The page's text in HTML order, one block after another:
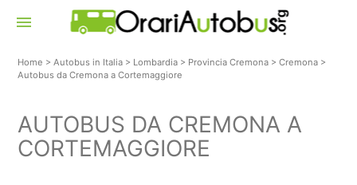
menu
Home >Autobus in Italia > Lombardia > Provincia Cremona >Cremona >
Autobus da Cremona a Cortemaggiore
AUTOBUS DA CREMONA A
CORTEMAGGIORE